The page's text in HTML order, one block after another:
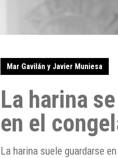
Mar Gavilán y Javier Muniesa
La harina
en el
La harina suele guardarse